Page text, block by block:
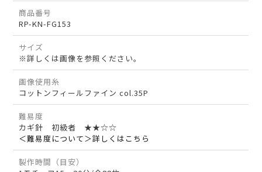
商品番号
RP-KN-FG153
サイズ
※詳しくは画像を参照ください。
画像使用糸
コットンフィールファイン col.35P
難易度
カギ針 初級者 ★★☆☆
＜難易度について＞詳しくはこちら
製作時間（目安）